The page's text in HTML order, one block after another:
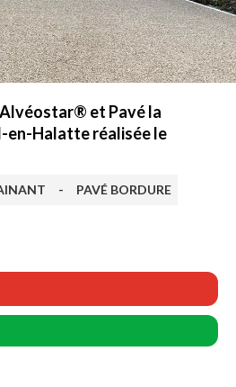
et Pavé la
en-Halatte réalisée le
- PAVÉ BORDURE